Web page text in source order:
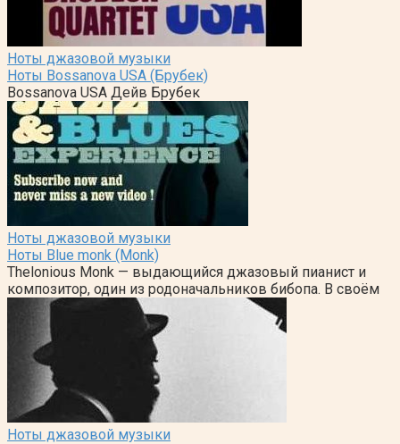
Ноты джазовой музыки
Ноты Bossanova USA (Брубек)
Bossanova USA Дейв Брубек
Ноты джазовой музыки
Ноты Blue monk (Monk)
Thelonious Monk — выдающийся джазовый пианист и
композитор, один из родоначальников бибопа. В своём
Ноты джазовой музыки